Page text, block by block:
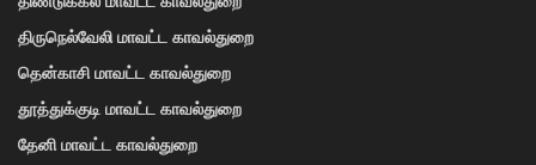
திருநெல்வேலி மாவட்ட காவல்துறை
தென்காசி மாவட்ட காவல்துறை
தூத்துக்குடி மாவட்ட காவல்துறை
தேனி மாவட்ட காவல்துறை